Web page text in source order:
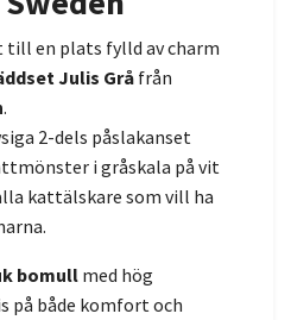
till en plats fylld av charm
Julis Gråfrån
.
2-dels påslakanset
i gråskala på vit
kattälskare som vill ha
bomull med hög
på både komfort och